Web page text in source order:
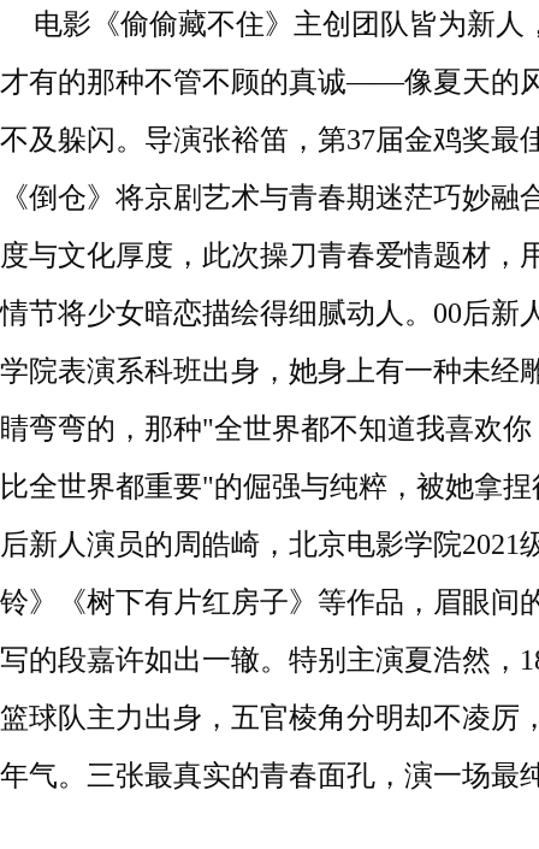
电影《偷偷藏不住》主创团队皆为新人
才有的那种不管不顾的真诚——像夏天的
不及躲闪。导演张裕笛，第37届金鸡奖最
《倒仓》将京剧艺术与青春期迷茫巧妙融
度与文化厚度，此次操刀青春爱情题材，
情节将少女暗恋描绘得细腻动人。00后新
学院表演系科班出身，她身上有一种未经
睛弯弯的，那种"全世界都不知道我喜欢
比全世界都重要"的倔强与纯粹，被她拿
后新人演员的周皓崎，北京电影学院2021
铃》《树下有片红房子》等作品，眉眼间
写的段嘉许如出一辙。特别主演夏浩然，
篮球队主力出身，五官棱角分明却不凌厉
年气。 三张最真实的青春面孔，演一场最